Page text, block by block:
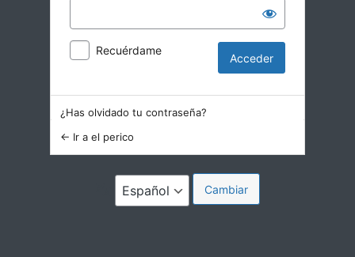
Recuérdame
¿Has olvidado tu contraseña?
← Ir a el perico
Idioma